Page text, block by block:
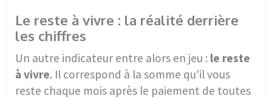
Le reste à vivre : la réalité derrière
les chiffres
Un autre indicateur entre alors en jeu : le reste
à vivre. Il correspond à la somme qu'il vous
reste chaque mois après le paiement de toutes